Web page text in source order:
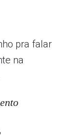
pra falar
na